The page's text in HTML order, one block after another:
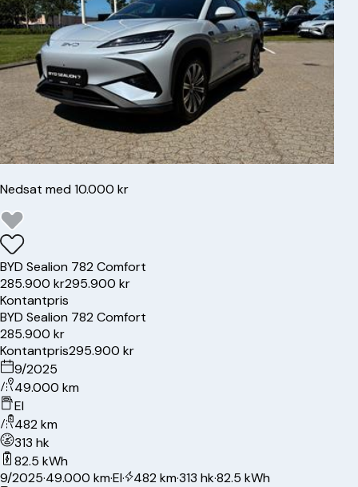
Nedsat med 10.000 kr
BYD Sealion 782 Comfort
285.900 kr295.900 kr
Kontantpris
BYD Sealion 782 Comfort
285.900 kr
Kontantpris295.900 kr
9/2025
49.000 km
El
482 km
313 hk
82.5 kWh
9/2025·49.000 km·El· 482 km·313 hk·82.5 kWh